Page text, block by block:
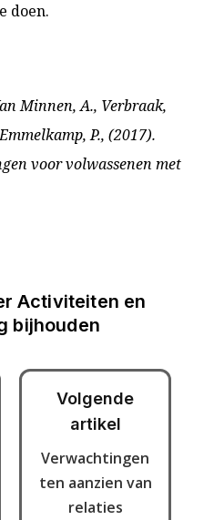
doen.
Minnen, A., Verbraak,
P., (2017).
voor volwassenen met
Activiteiten en
bijhouden
Volgende
artikel
Verwachtingen
ten aanzien van
relaties